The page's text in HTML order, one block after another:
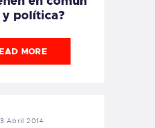
política?
MORE
Abril 2014